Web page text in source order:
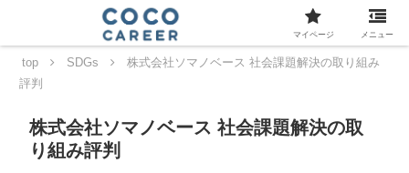
top SDGs
株式会社ソマノベース 社会課題解決の取り組み
評判
株式会社ソマノベース 社会課題解決の取
り組み評判
マイページ メニュー